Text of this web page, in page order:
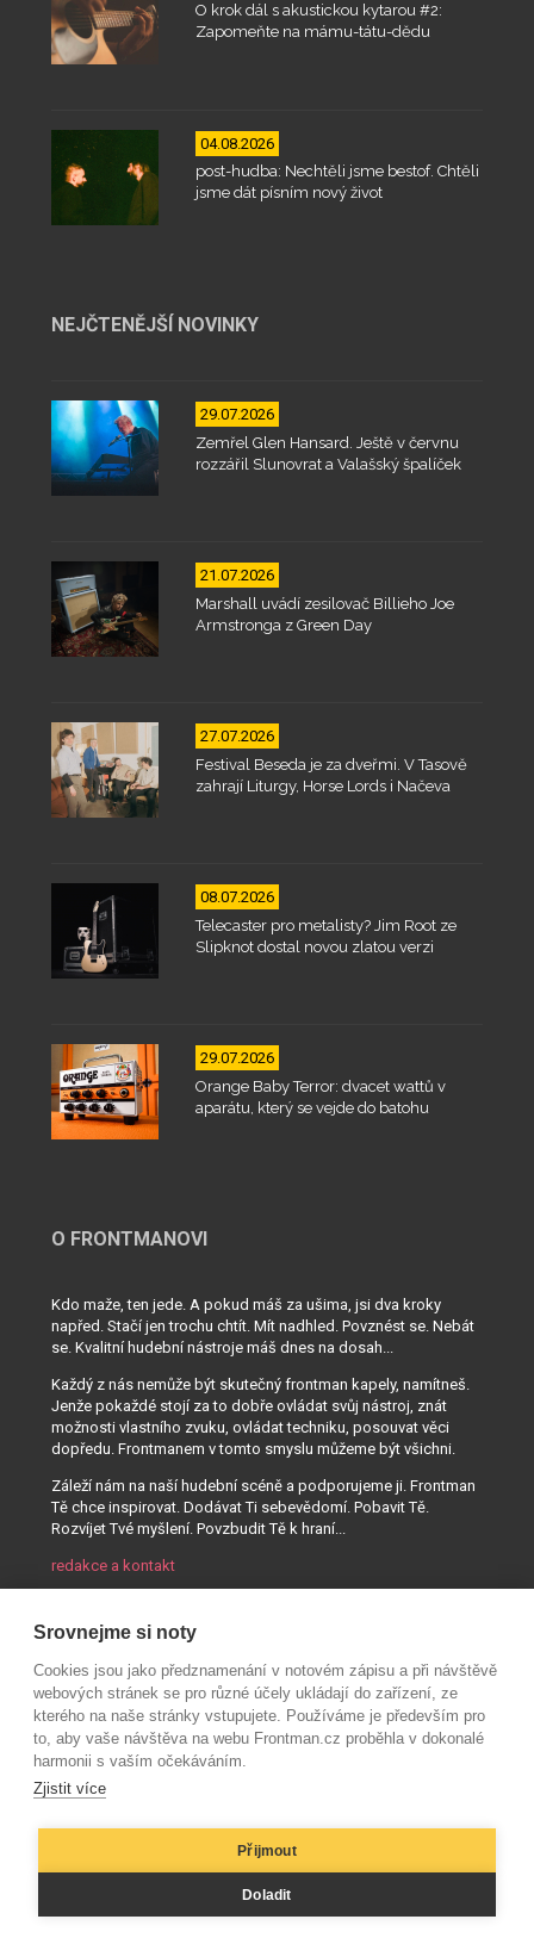
O krok dál s akustickou kytarou #2:
Zapomeňte na mámu-tátu-dědu
04.08.2026
post-hudba: Nechtěli jsme bestof. Chtěli
jsme dát písním nový život
NEJČTENĚJŠÍ NOVINKY
29.07.2026
Zemřel Glen Hansard. Ještě v červnu
rozzářil Slunovrat a Valašský špalíček
21.07.2026
Marshall uvádí zesilovač Billieho Joe
Armstronga z Green Day
27.07.2026
Festival Beseda je za dveřmi. V Tasově
zahrají Liturgy, Horse Lords i Načeva
08.07.2026
Telecaster pro metalisty? Jim Root ze
Slipknot dostal novou zlatou verzi
29.07.2026
Orange Baby Terror: dvacet wattů v
aparátu, který se vejde do batohu
O FRONTMANOVI
Kdo maže, ten jede. A pokud máš za ušima, jsi dva kroky
napřed. Stačí jen trochu chtít. Mít nadhled. Povznést se. Nebát
se. Kvalitní hudební nástroje máš dnes na dosah...
Každý z nás nemůže být skutečný frontman kapely, namítneš.
Jenže pokaždé stojí za to dobře ovládat svůj nástroj, znát
možnosti vlastního zvuku, ovládat techniku, posouvat věci
dopředu. Frontmanem v tomto smyslu můžeme být všichni.
Záleží nám na naší hudební scéně a podporujeme ji. Frontman
Tě chce inspirovat. Dodávat Ti sebevědomí. Pobavit Tě.
Rozvíjet Tvé myšlení. Povzbudit Tě k hraní...
redakce a kontakt
Srovnejme si noty
Cookies jsou jako předznamenání v notovém zápisu a při návštěvě
webových stránek se pro různé účely ukládají do zařízení, ze
kterého na naše stránky vstupujete. Používáme je především pro
to, aby vaše návštěva na webu Frontman.cz proběhla v dokonalé
harmonii s vaším očekáváním.
Zjistit více
Přijmout
Doladit